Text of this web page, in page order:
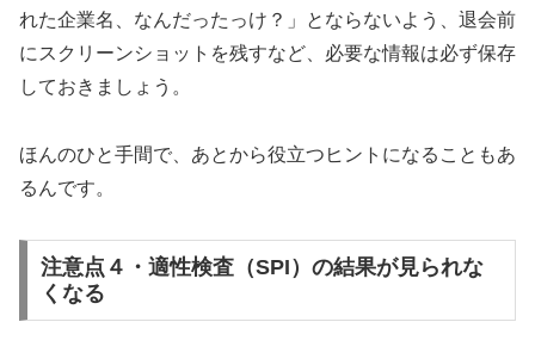
れた企業名、なんだったっけ？」とならないよう、退会前
にスクリーンショットを残すなど、必要な情報は必ず保存
しておきましょう。
ほんのひと手間で、あとから役立つヒントになることもあ
るんです。
注意点４・適性検査（SPI）の結果が見られな
くなる